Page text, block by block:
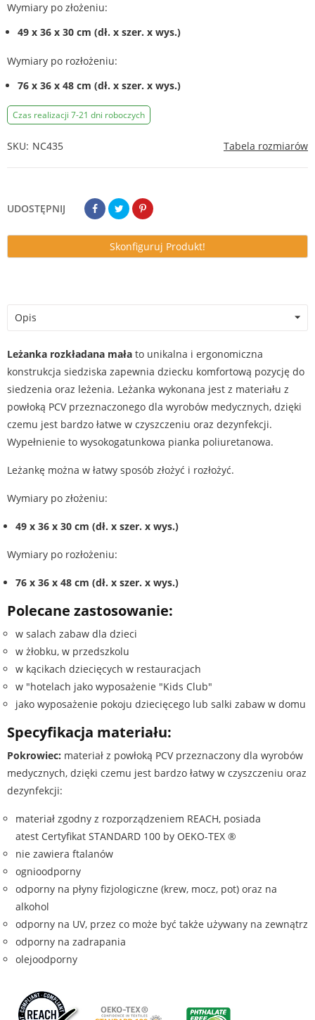
Wymiary po złożeniu:
49 x 36 x 30 cm (dł. x szer. x wys.)
Wymiary po rozłożeniu:
76 x 36 x 48 cm (dł. x szer. x wys.)
Czas realizacji 7-21 dni roboczych
Tabela rozmiarów
SKU NC435
UDOSTĘPNIJ
Skonfiguruj Produkt!
Opis
Leżanka rozkładana mała to unikalna i ergonomiczna
konstrukcja siedziska zapewnia dziecku komfortową pozycję do
siedzenia oraz leżenia. Leżanka wykonana jest z materiału z
powłoką PCV przeznaczonego dla wyrobów medycznych, dzięki
czemu jest bardzo łatwe w czyszczeniu oraz dezynfekcji.
Wypełnienie to wysokogatunkowa pianka poliuretanowa.
Leżankę można w łatwy sposób złożyć i rozłożyć.
Wymiary po złożeniu:
49 x 36 x 30 cm (dł. x szer. x wys.)
Wymiary po rozłożeniu:
76 x 36 x 48 cm (dł. x szer. x wys.)
Polecane zastosowanie:
w salach zabaw dla dzieci
w żłobku, w przedszkolu
w kącikach dziecięcych w restauracjach
w "hotelach jako wyposażenie "Kids Club"
jako wyposażenie pokoju dziecięcego lub salki zabaw w domu
Specyfikacja materiału:
Pokrowiec: materiał z powłoką PCV przeznaczony dla wyrobów
medycznych, dzięki czemu jest bardzo łatwy w czyszczeniu oraz
dezynfekcji:
materiał zgodny z rozporządzeniem REACH, posiada
atest Certyfikat STANDARD 100 by OEKO-TEX ®
nie zawiera ftalanów
ognioodporny
odporny na płyny fizjologiczne (krew, mocz, pot) oraz na
alkohol
odporny na UV, przez co może być także używany na zewnątrz
odporny na zadrapania
olejoodporny